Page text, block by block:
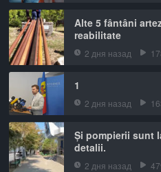
Alte 5 fântâni
reabilitate
2 дня назад
1
2 дня назад
Și pompierii sunt
detalii.
2 дня назад